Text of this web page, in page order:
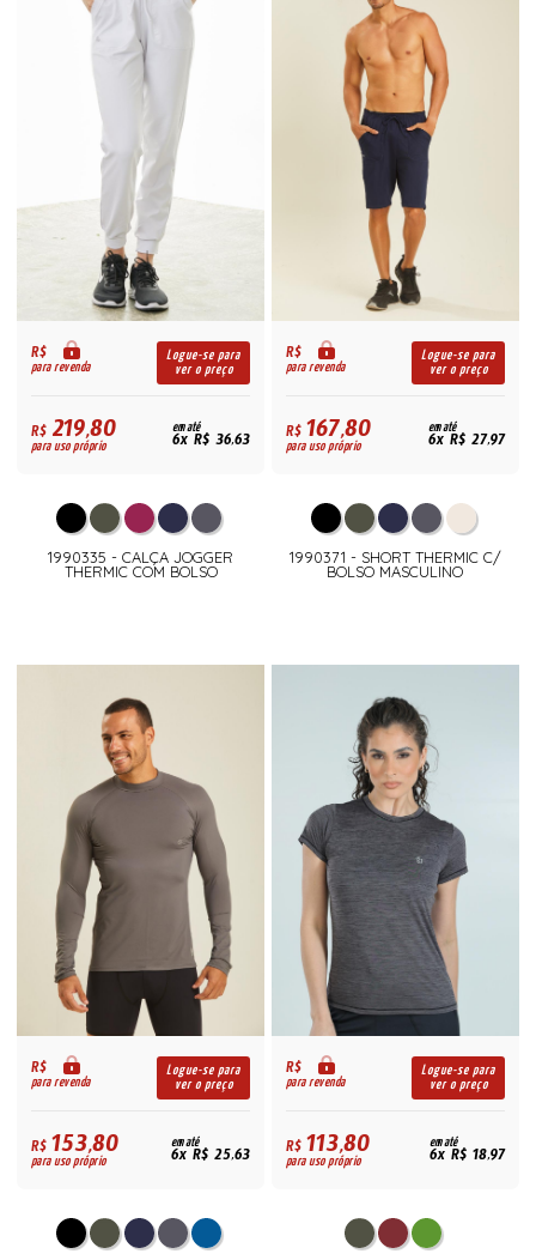
R$
para revenda
Logue-se para
ver o preço
R$219,80
para uso próprio
em até
6x R$ 36,63
1990335 - CALÇA JOGGER
THERMIC COM BOLSO
R$
para revenda
Logue-se para
ver o preço
R$167,80
para uso próprio
em até
6x R$ 27,97
1990371 - SHORT THERMIC C/
BOLSO MASCULINO
R$
para revenda
Logue-se para
ver o preço
R$153,80
para uso próprio
em até
6x R$ 25,63
R$
para revenda
Logue-se para
ver o preço
R$113,80
para uso próprio
em até
6x R$ 18,97